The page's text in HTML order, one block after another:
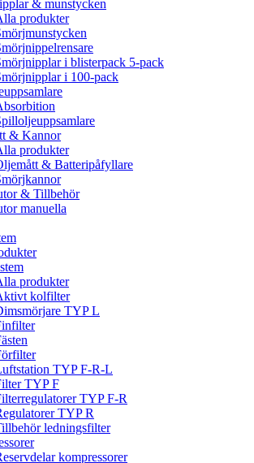
& munstycken
produkter
i blisterpack 5-pack
i 100-pack
& Kannor
produkter
& Batteripåfyllare
& Tillbehör
manuella
produkter
kolfilter
TYP L
TYP F-R-L
TYP F
TYP F-R
TYP R
ledningsfilter
kompressorer